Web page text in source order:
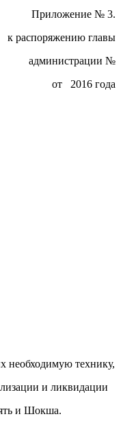
Приложение № 3.
к распоряжению главы
администрации №
от 2016 года
необходимую технику,
и ликвидации
и Шокша.